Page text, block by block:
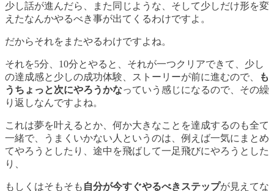
少し話が進んだら、また同じような、そして少しだけ形を変
えたなんかやるべき事が出てくるわけですよ。
だからそれをまたやるわけですよね。
それを5分、10分とやると、それが一つクリアできて、少し
の達成感と少しの成功体験、ストーリーが前に進むので、
も
うちょっと次にやろうかなっていう感じになるので、その繰
り返しなんですよね。
これは夢を叶えるとか、何か大きなことを達成するのも全て
一緒で、うまくいかない人というのは、例えば一気にまとめ
てやろうとしたり、途中を飛ばして一足飛びにやろうとした
り、
もしくはそもそも 自分が今すぐやるべきステップが見えてな